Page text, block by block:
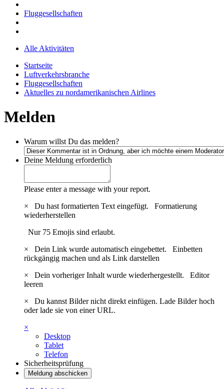
Fluggesellschaften
Alle Aktivitäten
Startseite
Luftverkehrsbranche
Fluggesellschaften
Aktuelles zu nordamerikanischen Airlines
Melden
Warum willst Du das melden?
Deine Meldung erforderlich
Please enter a message with your report.
×
Du hast formatierten Text eingefügt. Formatierung
wiederherstellen
Nur 75 Emojis sind erlaubt.
×
Dein Link wurde automatisch eingebettet. Einbetten
rückgängig machen und als Link darstellen
×
Dein vorheriger Inhalt wurde wiederhergestellt. Editor
leeren
×
Du kannst Bilder nicht direkt einfügen. Lade Bilder hoch
oder lade sie von einer URL.
×
Desktop
Tablet
Telefon
Sicherheitsprüfung
Meldung abschicken